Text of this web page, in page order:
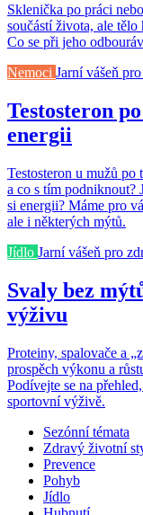
Sklenička po práci
součástí života, ale
Co se při jeho
Nemoci Jarní vášeň
Testosteron
energii
Testosteron u mužů
a co s tím podniknout?
si energii? Máme pro
ale i některých mýtů.
Jídlo Jarní vášeň pro
Svaly bez
výživu
Proteiny, spalovače a
prospěch výkonu a
Podívejte se na
sportovní výživě.
Sezónní témata
Zdravý životní
Prevence
Pohyb
Jídlo